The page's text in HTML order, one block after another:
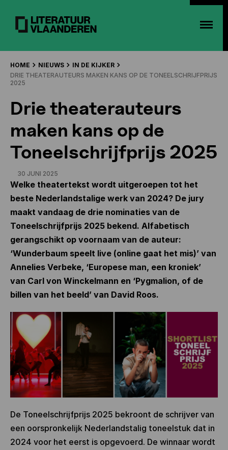
HOME NIEUWS
IN DE KIJKER
DRIE THEATERAUTEURS MAKEN KANS OP DE TONEELSCHRIJFPRIJS
2025
Drie theaterauteurs
maken kans op de
Toneelschrijfprijs 2025
30 JUNI 2025
Welke theatertekst wordt uitgeroepen tot het
beste Nederlandstalige werk van 2024? De jury
maakt vandaag de drie nominaties van de
Toneelschrijfprijs 2025 bekend. Alfabetisch
gerangschikt op voornaam van de auteur:
‘Wunderbaum speelt live (online gaat het mis)’ van
Annelies Verbeke, ‘Europese man, een kroniek’
van Carl von Winckelmann en ‘Pygmalion, of de
billen van het beeld’ van David Roos.
De Toneelschrijfprijs 2025 bekroont de schrijver van
een oorspronkelijk Nederlandstalig toneelstuk dat in
2024 voor het eerst is opgevoerd. De winnaar wordt